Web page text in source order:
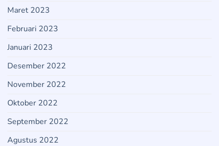
Maret 2023
Februari 2023
Januari 2023
Desember 2022
November 2022
Oktober 2022
September 2022
Agustus 2022